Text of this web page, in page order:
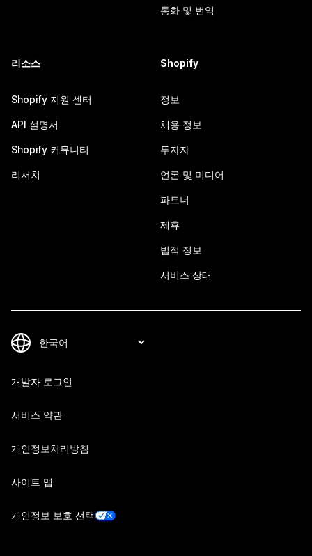
통화 및 번역
리소스
Shopify 지원 센터
API 설명서
Shopify 커뮤니티
리서치
Shopify
정보
채용 정보
투자자
언론 및 미디어
파트너
제휴
법적 정보
서비스 상태
개발자 로그인
서비스 약관
개인정보처리방침
사이트 맵
개인정보 보호 선택